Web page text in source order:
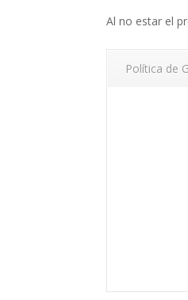
Al no estar el
Política de